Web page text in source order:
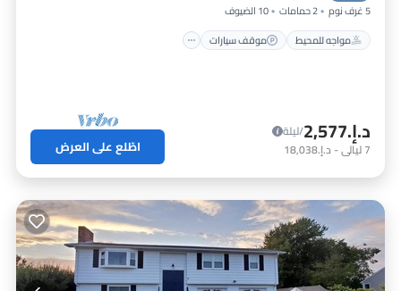
5 غرف نوم 2 حمامات
10 الضيوف
مواجه للمحيط
موقف سيارات
د.إ.‏2,577
/ليلة
7ليالي- د.إ.‏18,038 اطّلع على العرض